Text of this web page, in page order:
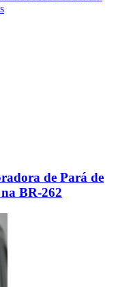
de Pará de
BR-262